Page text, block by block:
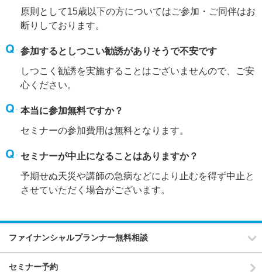
原則として15歳以下の方についてはご参加・ご同伴はお
断りしております。
参加するとしつこい勧誘がありそうで不安です
しつこく勧誘を実施することはございませんので、ご安
心ください。
本当に参加無料ですか？
セミナーの参加費用は無料となります。
セミナーが中止になることはありますか？
予期せぬ天災や講師の急病などにより止むを得ず中止と
させていただく場合がございます。
ファイナンシャルプランナー無料相談
セミナー予約